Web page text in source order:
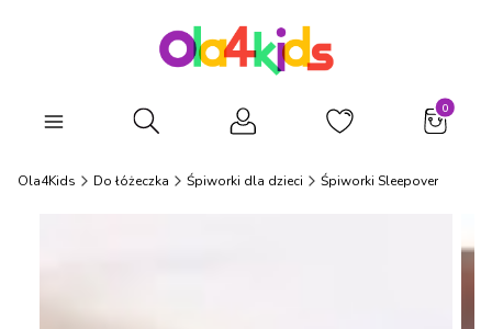
Otwórz wyszukiwarkę
Ola4Kids Do łóżeczka Śpiworki dla dzieci Śpiworki Sleepover